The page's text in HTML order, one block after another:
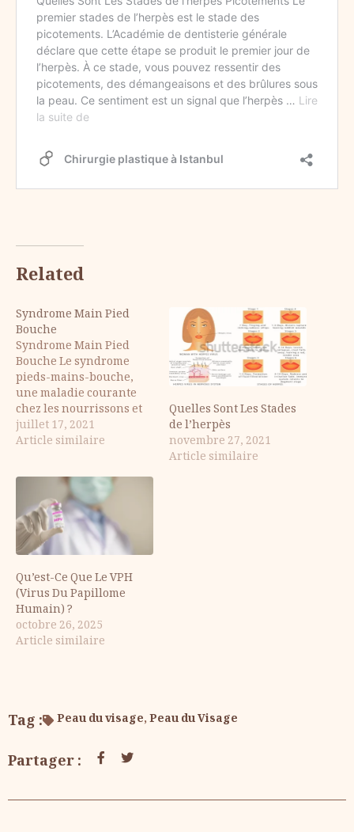
Related
Syndrome Main Pied
Bouche
Syndrome Main Pied
Bouche Le syndrome
pieds-mains-bouche,
une maladie courante
chez les nourrissons et
les enfants de moins de 5
ans, peut également être
dans de rares cas. Le
syndrome mains-pieds-
bouche est dû à une
infection virale. Une
forte fièvre, des
éruptions cutanées sur
les mains…
juillet 17, 2021
Article similaire
Quelles Sont Les Stades
de l’herpès
novembre 27, 2021
Article similaire
Qu’est-Ce Que Le VPH
(Virus Du Papillome
Humain) ?
octobre 26, 2025
Article similaire
Tag : Peau du visage,Peau du Visage
Partager :